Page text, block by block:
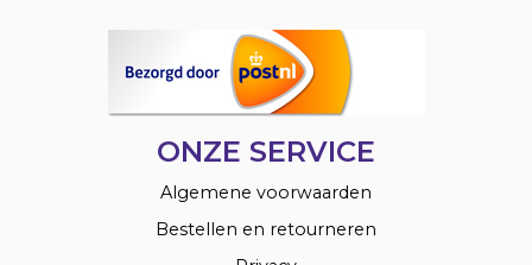
ONZE SERVICE
Algemene voorwaarden
Bestellen en retourneren